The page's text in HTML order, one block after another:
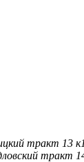
тракт 13
тракт